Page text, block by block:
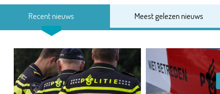
Recent nieuws Meest gelezen nieuws